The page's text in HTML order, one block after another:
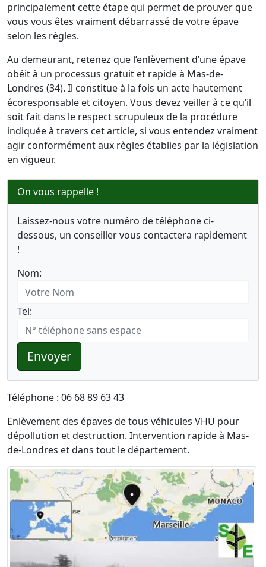
principalement cette étape qui permet de prouver que
vous vous êtes vraiment débarrassé de votre épave
selon les règles.
Au demeurant, retenez que l’enlèvement d’une épave
obéit à un processus gratuit et rapide à Mas-de-
Londres (34). Il constitue à la fois un acte hautement
écoresponsable et citoyen. Vous devez veiller à ce qu’il
soit fait dans le respect scrupuleux de la procédure
indiquée à travers cet article, si vous entendez vraiment
agir conformément aux règles établies par la législation
en vigueur.
On vous rappelle !
Laissez-nous votre numéro de téléphone ci-
dessous, un conseiller vous contactera rapidement
!
Nom:
Tel:
Envoyer
Téléphone : 06 68 89 63 43
Enlèvement des épaves de tous véhicules VHU pour
dépollution et destruction. Intervention rapide à Mas-
de-Londres et dans tout le département.